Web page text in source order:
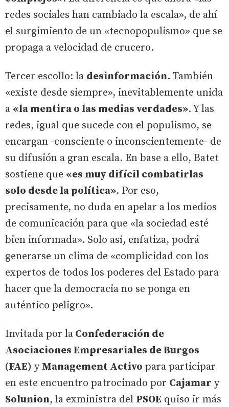
redes sociales han cambiado la escala», de ahí
el surgimiento de un «tecnopopulismo» que se
propaga a velocidad de crucero.
Tercer escollo: la desinformación. También
«existe desde siempre», inevitablemente unida
a «la mentira o las medias verdades». Y las
redes, igual que sucede con el populismo, se
encargan -consciente o inconscientemente- de
su difusión a gran escala. En base a ello, Batet
sostiene que «es muy difícil combatirlas
solo desde la política». Por eso,
precisamente, no duda en apelar a los medios
de comunicación para que «la sociedad esté
bien informada». Solo así, enfatiza, podrá
generarse un clima de «complicidad con los
expertos de todos los poderes del Estado para
hacer que la democracia no se ponga en
auténtico peligro».
Invitada por la Confederación de
Asociaciones Empresariales de Burgos
(FAE) y Management Activo para participar
en este encuentro patrocinado por Cajamar y
Solunion, la exministra del PSOE quiso ir más